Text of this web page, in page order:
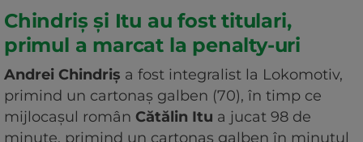
Chindriș și Itu au fost titulari,
primul a marcat la penalty-uri
Andrei Chindriş a fost integralist la Lokomotiv,
primind un cartonaş galben (70), în timp ce
mijlocaşul român Cătălin Itu a jucat 98 de
minute, primind un cartonaş galben în minutul